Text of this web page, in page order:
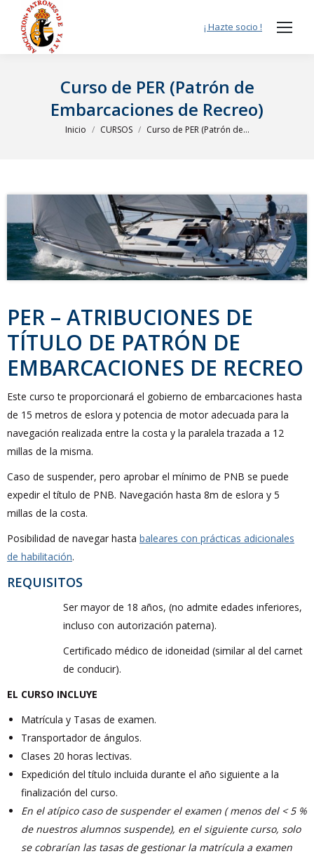
¡ Hazte socio !
Curso de PER (Patrón de
Embarcaciones de Recreo)
Estás aquí:
Inicio CURSOS Curso de PER (Patrón de…
PER – ATRIBUCIONES DE
TÍTULO DE PATRÓN DE
EMBARCACIONES DE RECREO
Este curso te proporcionará el gobierno de embarcaciones hasta
de 15 metros de eslora y potencia de motor adecuada para la
navegación realizada entre la costa y la paralela trazada a 12
millas de la misma.
Caso de suspender, pero aprobar el mínimo de PNB se puede
expedir el título de PNB. Navegación hasta 8m de eslora y 5
millas de la costa.
Posibilidad de navegar hasta baleares con prácticas adicionales
de habilitación.
REQUISITOS
Ser mayor de 18 años, (no admite edades inferiores,
incluso con autorización paterna).
Certificado médico de idoneidad (similar al del carnet
de conducir).
EL CURSO INCLUYE
Matrícula y Tasas de examen.
Transportador de ángulos.
Clases 20 horas lectivas.
Expedición del título incluida durante el año siguiente a la
finalización del curso.
En el atípico caso de suspender el examen ( menos del < 5 %
de nuestros alumnos suspende), en el siguiente curso, solo
se cobrarían las tasas de gestionar la matrícula a examen